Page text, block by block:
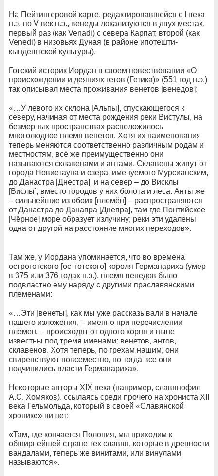
На Пейтингеровой карте, редактировавшейся с I века
н.э. по V век н.э., венеды локализуются в двух местах,
первый раз (как Venadi) с севера Карпат, второй (как
Venedi) в низовьях Дуная (в районе ипотешти-
кындештской культуры).
Готский историк Иордан в своем повествовании «О
происхождении и деяниях гетов (Гетика)» (551 год н.э.)
так описывал места проживания венетов [венедов]:
«…У левого их склона [Альпы], спускающегося к
северу, начиная от места рождения реки Вистулы, на
безмерных пространствах расположилось
многолюдное племя венетов. Хотя их наименования
теперь меняются соответственно различным родам и
местностям, всё же преимущественно они
называются склавенами и антами. Склавены живут от
города Новиетауна и озера, именуемого Мурсианским,
до Данастра [Днестра], и на север – до Висклы
[Вислы], вместо городов у них болота и леса. Анты же
– сильнейшие из обоих [племён] – распространяются
от Данастра до Данапра [Днепра], там где Понтийское
[Чёрное] море образует излучину; реки эти удалены
одна от другой на расстояние многих переходов».
Там же, у Иордана упоминается, что во времена
остроготского [остготского] короля Германариха (умер
в 375 или 376 годах н.э.), племя венедов было
подвластно ему наряду с другими праславянскими
племенами:
«…Эти [венеты], как мы уже рассказывали в начале
нашего изложения, – именно при перечислении
племен, – происходят от одного корня и ныне
известны под тремя именами: венетов, антов,
склавенов. Хотя теперь, по грехам нашим, они
свирепствуют повсеместно, но тогда все они
подчинились власти Германариха».
Некоторые авторы XIX века (например, славянофил
А.С. Хомяков), ссылаясь среди прочего на хрониста XII
века Гельмольда, который в своей «Славянской
хронике» пишет:
«Там, где кончается Полония, мы приходим к
обширнейшей стране тех славян, которые в древности
вандалами, теперь же винитами, или винулами,
называются».